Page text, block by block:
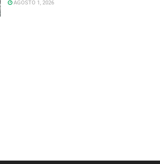
AGOSTO 1, 2026